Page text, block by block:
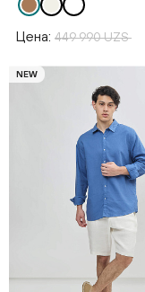
Цена: 449 990 UZS
NEW